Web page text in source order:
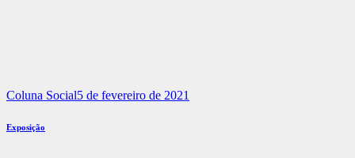
Coluna Social5 de fevereiro de 2021
Exposição